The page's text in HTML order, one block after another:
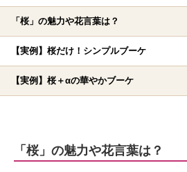
「桜」の魅力や花言葉は？
【実例】桜だけ！シンプルブーケ
【実例】桜＋αの華やかブーケ
「桜」の魅力や花言葉は？